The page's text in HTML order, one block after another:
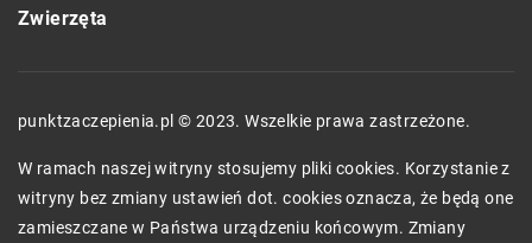
Zwierzęta
punktzaczepienia.pl © 2023. Wszelkie prawa zastrzeżone.
W ramach naszej witryny stosujemy pliki cookies. Korzystanie z
witryny bez zmiany ustawień dot. cookies oznacza, że będą one
zamieszczane w Państwa urządzeniu końcowym. Zmiany